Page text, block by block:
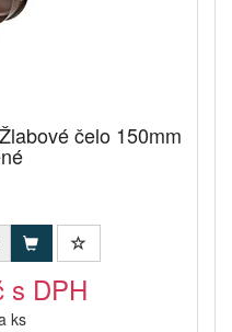
čelo 150mm
s DPH
ks